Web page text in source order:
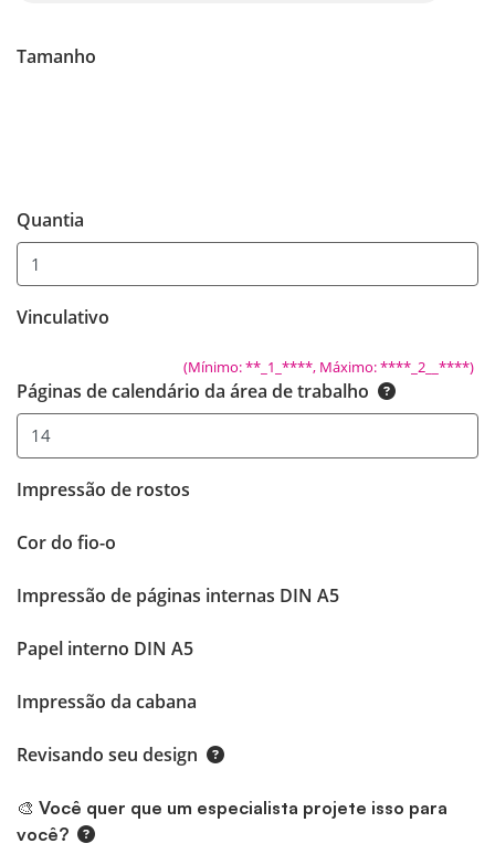
Tamanho
Quantia
Vinculativo
(Mínimo: **_1_****, Máximo: ****_2__****)
Páginas de calendário da área de trabalho
Impressão de rostos
Cor do fio-o
Impressão de páginas internas DIN A5
Papel interno DIN A5
Impressão da cabana
Revisando seu design
🎨 Você quer que um especialista projete isso para
você?